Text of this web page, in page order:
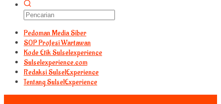
Pedoman Media Siber
S0P Profesi Wartawan
Kode Etik Sulselexperience
Sulselexperience.com
Redaksi SulselExperience
Tentang SulselExperience